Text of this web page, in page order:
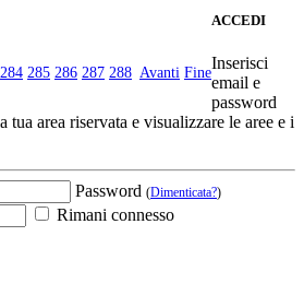
284 285 286 287 288 Avanti Fine
ACCEDI
Inserisci
email e
password
tua area riservata e visualizzare le aree e i
Password (Dimenticata?)
Rimani connesso